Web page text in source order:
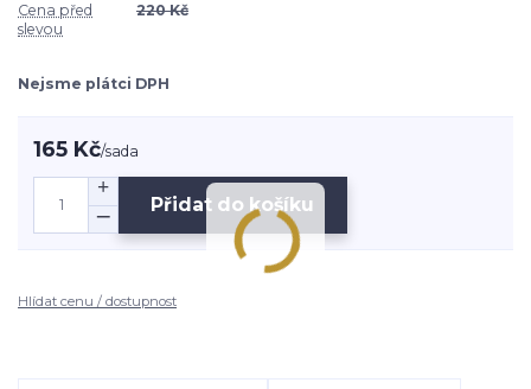
Cena před
slevou
220 Kč
Nejsme plátci DPH
165 Kč/sada
Přidat do košíku
Hlídat cenu / dostupnost